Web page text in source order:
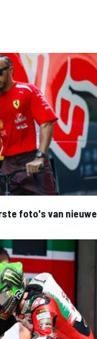
foto's van nieuwe